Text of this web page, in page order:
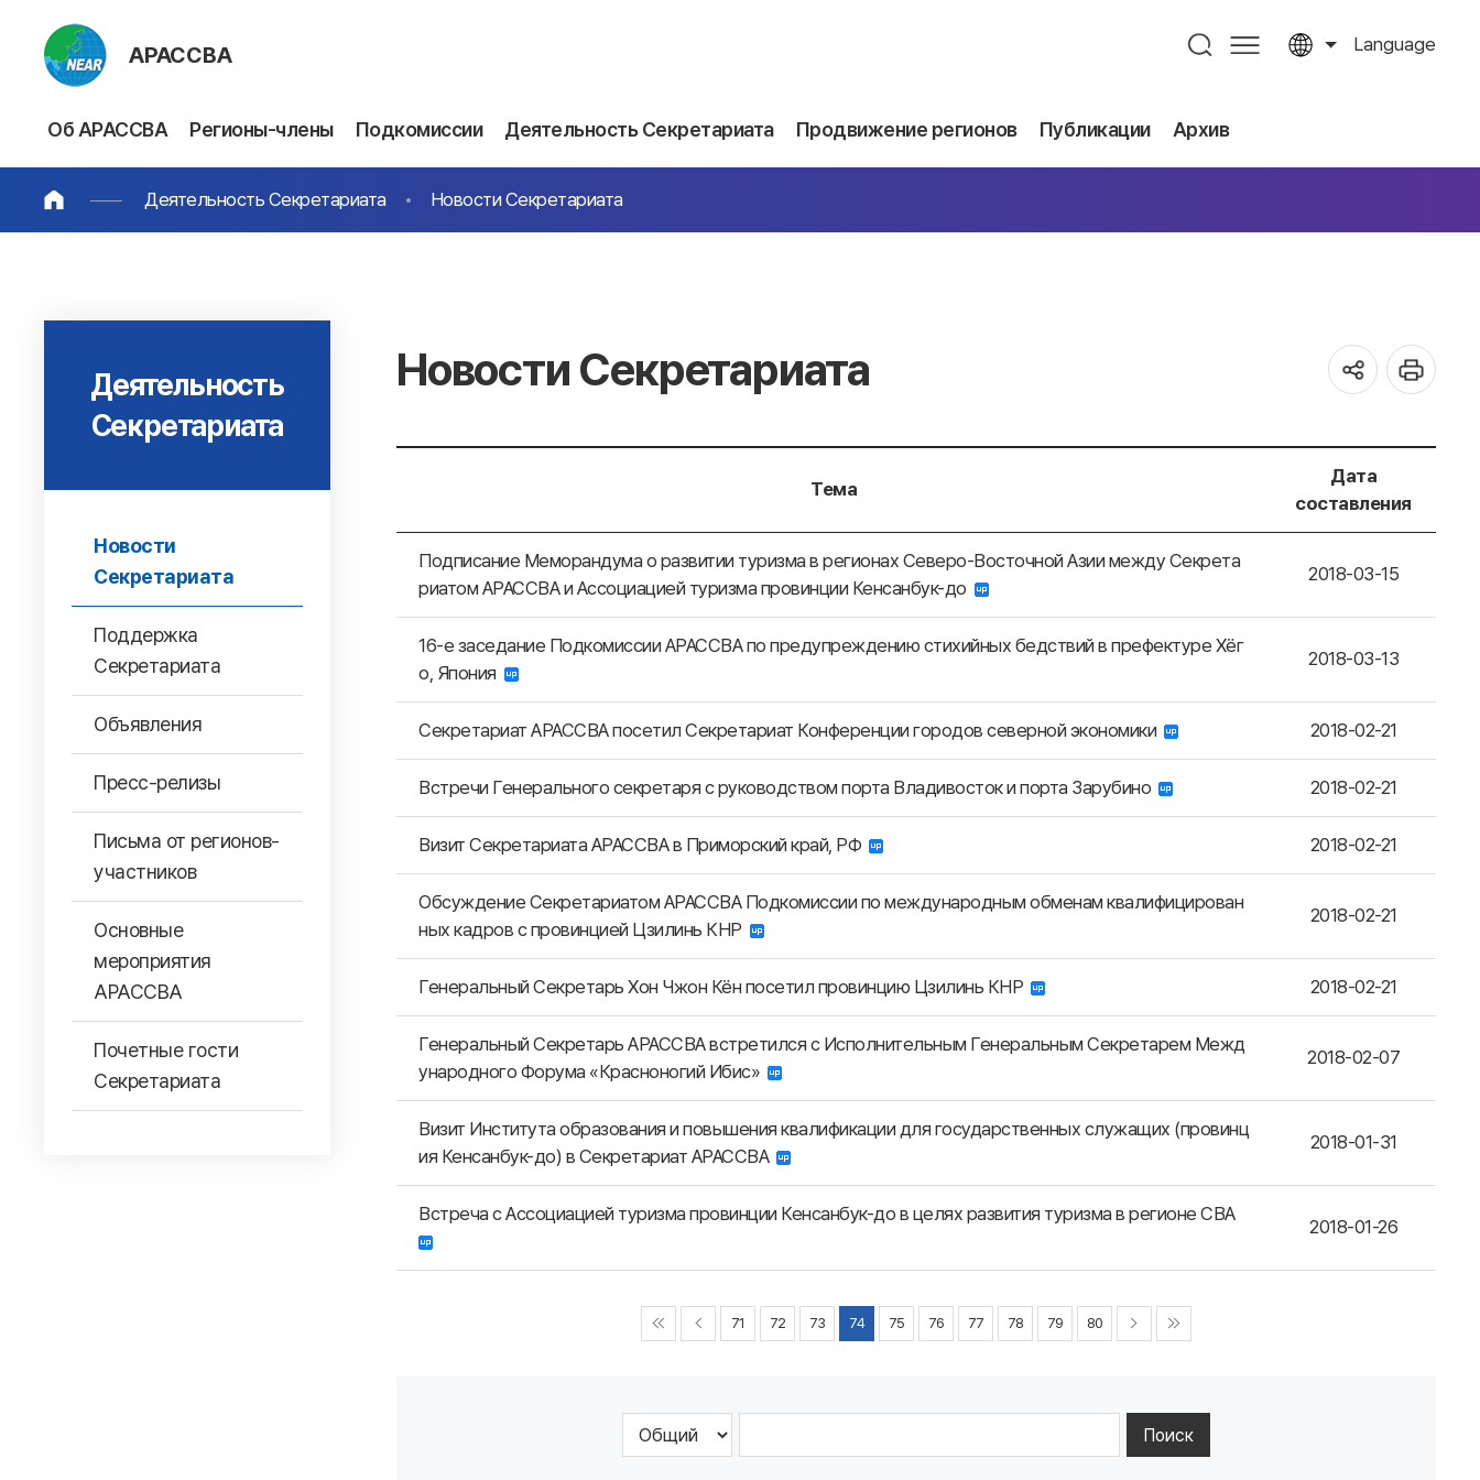
АРАССВА Language
Об АРАССВА Регионы-члены Подкомиссии Деятельность Секретариата Продвижение регионов Публикации Архив
Деятельность Секретариата Новости Секретариата
Деятельность
Секретариата
Новости
Секретариата
Поддержка
Секретариата
Объявления
Пресс-релизы
Письма от регионов-
участников
Основные
мероприятия
АРАССВА
Почетные гости
Секретариата
Новости Секретариата
Тема
Дата
составления
Подписание Меморандума о развитии туризма в регионах Северо-Восточной Азии между Секрета
риатом АРАССВА и Ассоциацией туризма провинции Кенсанбук-до
2018-03-15
16-е заседание Подкомиссии АРАССВА по предупреждению стихийных бедствий в префектуре Хёг
о, Япония
2018-03-13
Секретариат АРАССВА посетил Секретариат Конференции городов северной экономики 2018-02-21
Встречи Генерального секретаря с руководством порта Владивосток и порта Зарубино 2018-02-21
Визит Секретариата АРАССВА в Приморский край, РФ 2018-02-21
Обсуждение Секретариатом АРАССВА Подкомиссии по международным обменам квалифицирован
ных кадров с провинцией Цзилинь КНР
2018-02-21
Генеральный Секретарь Хон Чжон Кён посетил провинцию Цзилинь КНР 2018-02-21
Генеральный Секретарь АРАССВА встретился с Исполнительным Генеральным Секретарем Межд
ународного Форума «Красноногий Ибис»
2018-02-07
Визит Института образования и повышения квалификации для государственных служащих (провинц
ия Кенсанбук-до) в Секретариат АРАССВА
2018-01-31
Встреча с Ассоциацией туризма провинции Кенсанбук-до в целях развития туризма в регионе СВА
2018-01-26
71 72 73 74 75 76 77 78 79 80
Поиск